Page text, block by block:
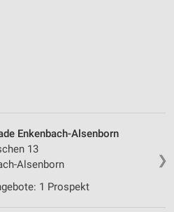
❯
Enkenbach-Alsenborn
13
Alsenborn
1 Prospekt